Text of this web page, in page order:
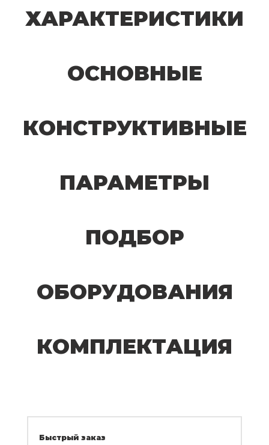
ХАРАКТЕРИСТИКИ
ОСНОВНЫЕ
КОНСТРУКТИВНЫЕ
ПАРАМЕТРЫ
ПОДБОР
ОБОРУДОВАНИЯ
КОМПЛЕКТАЦИЯ
Быстрый заказ